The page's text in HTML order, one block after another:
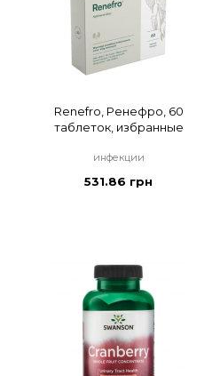
Renefro, Ренефро, 60
таблеток, избранные
инфекции
531.86 грн